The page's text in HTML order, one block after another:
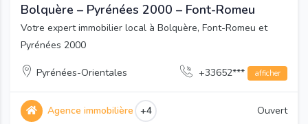
Bolquère – Pyrénées 2000 – Font-Romeu
Votre expert immobilier local à Bolquère, Font-Romeu et
Pyrénées 2000
Pyrénées-Orientales +33652*** afficher
Agence immobilière +4 Ouvert